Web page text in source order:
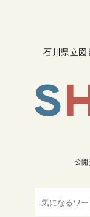
石川県立図
公開